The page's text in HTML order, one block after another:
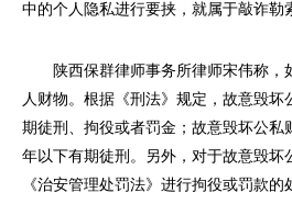
中的个人隐私进行要挟，就属于敲诈勒
陕西保群律师事务所律师宋伟称，
人财物。根据《刑法》规定，故意毁
期徒刑、拘役或者罚金；故意毁坏公
年以下有期徒刑。另外，对于故意毁
《治安管理处罚法》进行拘役或罚款的